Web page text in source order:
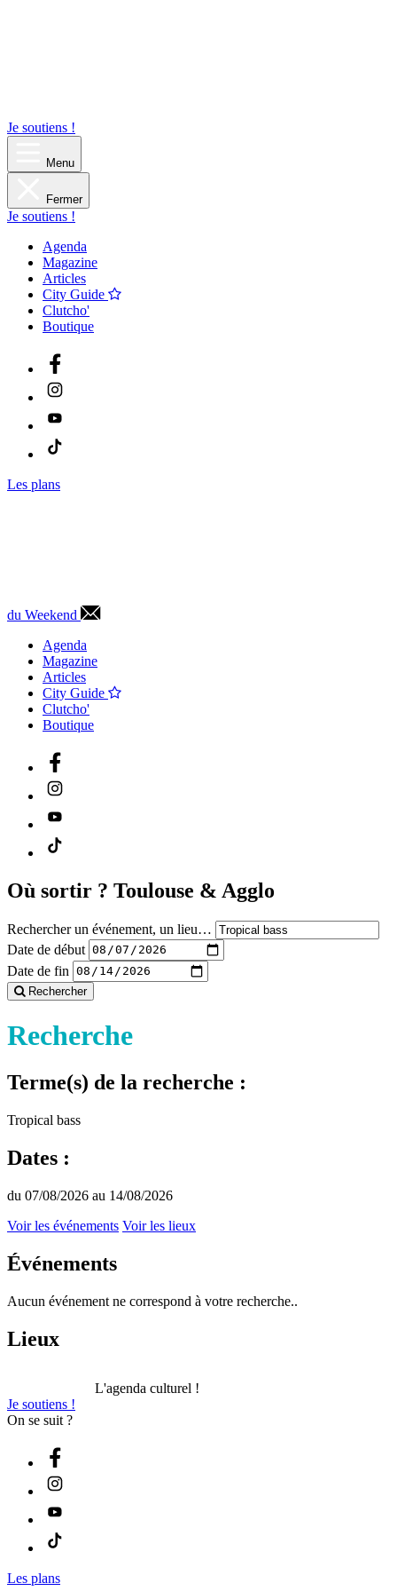
Je soutiens !
Menu
Fermer
Je soutiens !
Agenda
Magazine
Articles
City Guide
Clutcho'
Boutique
Les plans
du Weekend
Agenda
Magazine
Articles
City Guide
Clutcho'
Boutique
Où sortir ? Toulouse & Agglo
Rechercher un événement, un lieu…
Date de début
Date de fin
Rechercher
Recherche
Terme(s) de la recherche :
Tropical bass
Dates :
du 07/08/2026 au 14/08/2026
Voir les événements Voir les lieux
Événements
Aucun événement ne correspond à votre recherche..
Lieux
L'agenda culturel !
Je soutiens !
On se suit ?
Les plans